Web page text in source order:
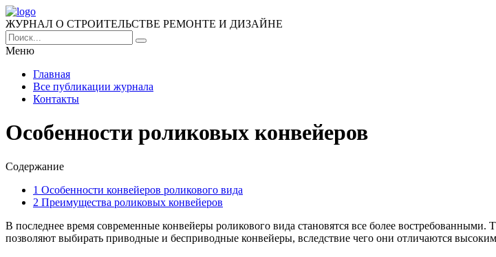
ЖУРНАЛ О СТРОИТЕЛЬСТВЕ РЕМОНТЕ И ДИЗАЙНЕ
Меню
Главная
Все публикации журнала
Контакты
Особенности роликовых конвейеров
Содержание
1 Особенности конвейеров роликового вида
2 Преимущества роликовых конвейеров
В последнее время современные конвейеры роликового вида становятся все более востребованными.
позволяют выбирать приводные и бесприводные конвейеры, вследствие чего они отличаются